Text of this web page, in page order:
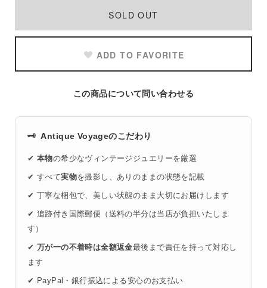
SOLD OUT
ADD TO FAVORITE
この商品について問い合わせる
🗝️ Antique Voyageのこだわり
✔ 本物の希少なヴィンテージジュエリーを厳選
✔ すべて実物を撮影し、ありのままの状態を記載
✔ 丁寧な梱包で、美しい状態のまま大切にお届けします
✔ 追跡付き国際郵便（送料の半分は当店が負担いたしま
す）
✔ 万が一の不着時は全額返金最後まで責任を持って対応し
ます
✔ PayPal・銀行振込による安心のお支払い